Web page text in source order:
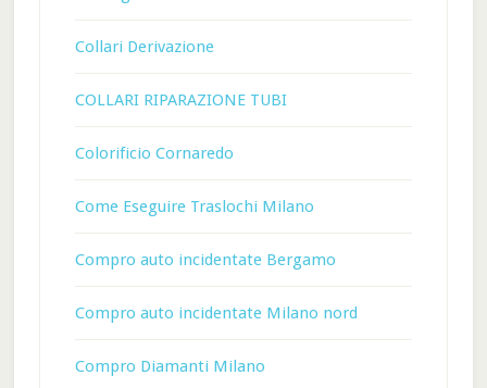
Collari Derivazione
COLLARI RIPARAZIONE TUBI
Colorificio Cornaredo
Come Eseguire Traslochi Milano
Compro auto incidentate Bergamo
Compro auto incidentate Milano nord
Compro Diamanti Milano